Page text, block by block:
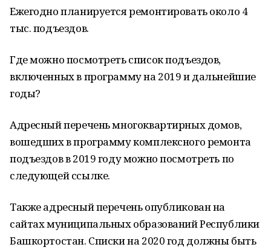
Ежегодно планируется ремонтировать около 4
тыс. подъездов.
Где можно посмотреть список подъездов,
включенных в программу на 2019 и дальнейшие
годы?
Адресный перечень многоквартирных домов,
вошедших в программу комплексного ремонта
подъездов в 2019 году можно посмотреть по
следующей ссылке.
Также адресный перечень опубликован на
сайтах муниципальных образований Республики
Башкортостан. Списки на 2020 год должны быть